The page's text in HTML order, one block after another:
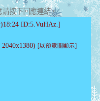
請按下回應連結。
ID:5.VuHAz.]
[以預覽圖顯示]